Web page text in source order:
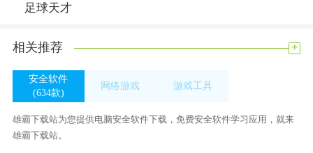
系统保护
足球天才
相关推荐 +
安全软件
(634款)
网络游戏
游戏工具
雄霸下载站为您提供电脑安全软件下载，免费安全软件学习应用，就来
雄霸下载站。